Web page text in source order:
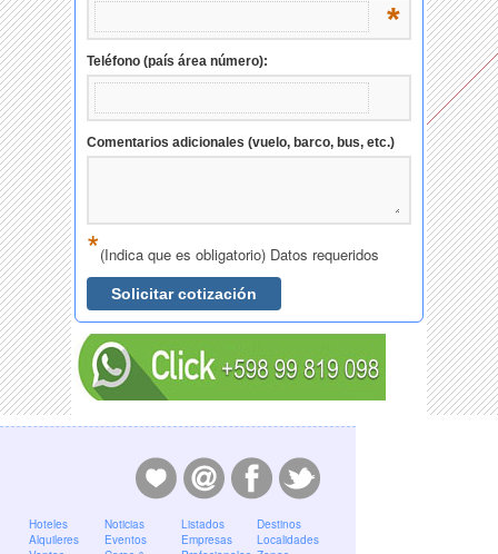
*
Teléfono (país área número):
Comentarios adicionales (vuelo, barco, bus, etc.)
*(Indica que es obligatorio) Datos requeridos
Solicitar cotización
Hoteles
Alquileres
Noticias
Eventos
Listados
Empresas
Destinos
Localidades